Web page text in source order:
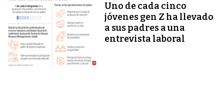
Uno de cada cinco
jóvenes gen Z ha llevado
a sus padres a una
entrevista laboral